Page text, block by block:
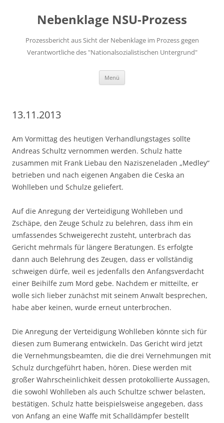
springenNebenklage NSU-Prozess
Prozessbericht aus Sicht der Nebenklage im Prozess gegen
Verantwortliche des "Nationalsozialistischen Untergrund"
Menü
13.11.2013
Am Vormittag des heutigen Verhandlungstages sollte
Andreas Schultz vernommen werden. Schulz hatte
zusammen mit Frank Liebau den Naziszeneladen „Medley“
betrieben und nach eigenen Angaben die Ceska an
Wohlleben und Schulze geliefert.
Auf die Anregung der Verteidigung Wohlleben und
Zschäpe, den Zeuge Schulz zu belehren, dass ihm ein
umfassendes Schweigerecht zusteht, unterbrach das
Gericht mehrmals für längere Beratungen. Es erfolgte
dann auch Belehrung des Zeugen, dass er vollständig
schweigen dürfe, weil es jedenfalls den Anfangsverdacht
einer Beihilfe zum Mord gebe. Nachdem er mitteilte, er
wolle sich lieber zunächst mit seinem Anwalt besprechen,
habe aber keinen, wurde erneut unterbrochen.
Die Anregung der Verteidigung Wohlleben könnte sich für
diesen zum Bumerang entwickeln. Das Gericht wird jetzt
die Vernehmungsbeamten, die die drei Vernehmungen mit
Schulz durchgeführt haben, hören. Diese werden mit
großer Wahrscheinlichkeit dessen protokollierte Aussagen,
die sowohl Wohlleben als auch Schultze schwer belasten,
bestätigen. Schulz hatte beispielsweise angegeben, dass
von Anfang an eine Waffe mit Schalldämpfer bestellt